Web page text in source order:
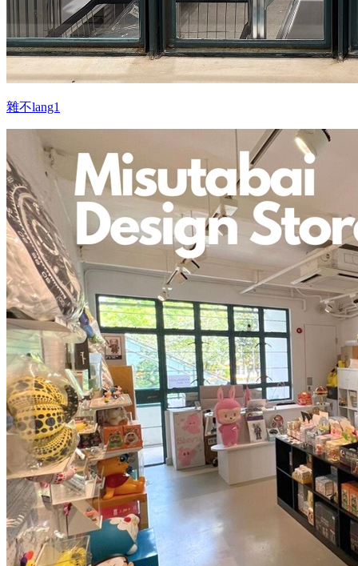
雜不lang1